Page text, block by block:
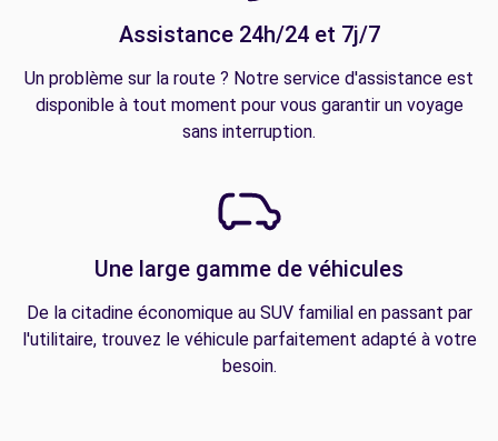
Assistance 24h/24 et 7j/7
Un problème sur la route ? Notre service d'assistance est
disponible à tout moment pour vous garantir un voyage
sans interruption.
Une large gamme de véhicules
De la citadine économique au SUV familial en passant par
l'utilitaire, trouvez le véhicule parfaitement adapté à votre
besoin.